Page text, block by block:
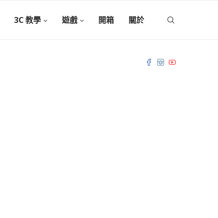
3C 教學 遊戲 開箱 關於